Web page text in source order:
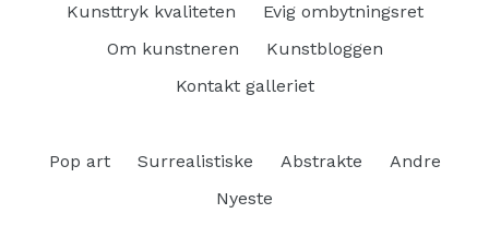
Kunsttryk kvaliteten
Evig ombytningsret
Om kunstneren
Kunstbloggen
Kontakt galleriet
Pop art Surrealistiske Abstrakte
Andre
Nyeste